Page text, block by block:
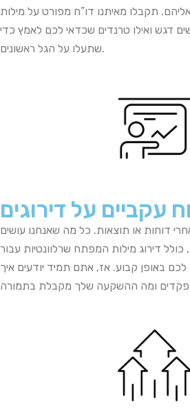
תקבלו מאיתנו דו”ח מפורט על מילות
דגש ואילו טרנדים שכדאי לכם לאמץ כדי
שתעלו על הגל ראשונים.
עקביים על דירוגים
דוחות או תוצאות. כל מה שאנחנו עושים
, כולל דירוג מילות המפתח שרלוונטיות עבור
לכם באופן קבוע. אז, אתם תמיד יודעים איך
ומה ההשקעה שלך מקבלת בתמורה